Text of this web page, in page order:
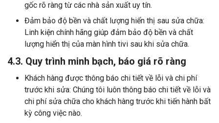
gốc rõ ràng từ các nhà sản xuất uy tín.
Đảm bảo độ bền và chất lượng hiển thị sau sửa chữa:
Linh kiện chính hãng giúp đảm bảo độ bền và chất
lượng hiển thị của màn hình tivi sau khi sửa chữa.
4.3. Quy trình minh bạch, báo giá rõ ràng
Khách hàng được thông báo chi tiết về lỗi và chi phí
trước khi sửa: Chúng tôi luôn thông báo chi tiết về lỗi và
chi phí sửa chữa cho khách hàng trước khi tiến hành bất
kỳ công việc nào.